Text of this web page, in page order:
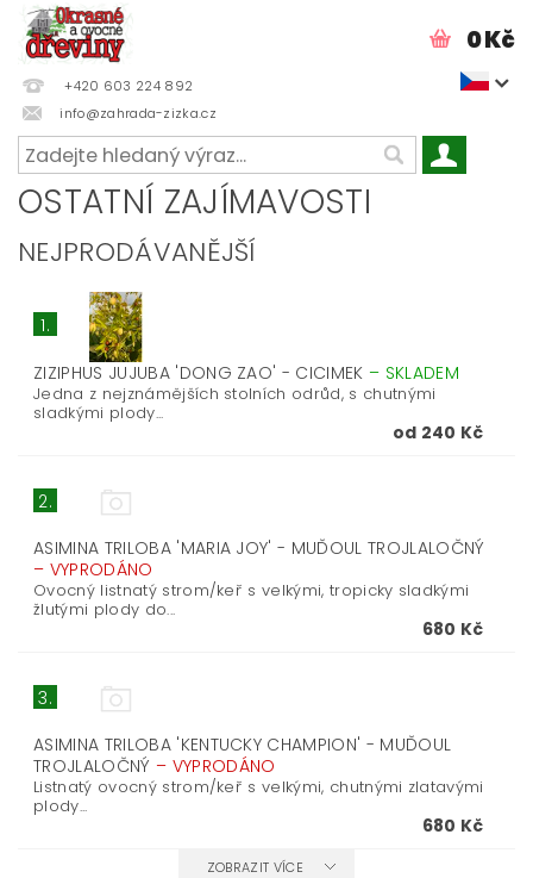
+420 603 224 892
info@zahrada-zizka.cz
0 Kč
OSTATNÍ ZAJÍMAVOSTI
NEJPRODÁVANĚJŠÍ
1.
ZIZIPHUS JUJUBA 'DONG ZAO' - CICIMEK – SKLADEM
Jedna z nejznámějších stolních odrůd, s chutnými
sladkými plody...
od 240 Kč
2.
ASIMINA TRILOBA 'MARIA JOY' - MUĎOUL TROJLALOČNÝ
– VYPRODÁNO
Ovocný listnatý strom/keř s velkými, tropicky sladkými
žlutými plody do...
680 Kč
3.
ASIMINA TRILOBA 'KENTUCKY CHAMPION' - MUĎOUL
TROJLALOČNÝ – VYPRODÁNO
Listnatý ovocný strom/keř s velkými, chutnými zlatavými
plody...
680 Kč
ZOBRAZIT VÍCE